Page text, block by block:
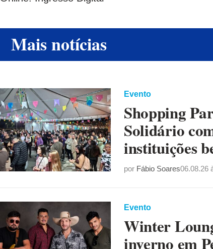
Mais notícias
Evento
Shopping
Solidário
instituições
por Fábio Soares06.08.26
Evento
Winter
inverno em